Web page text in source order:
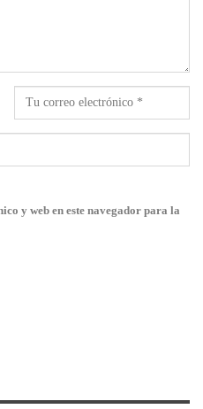
y web en este navegador para la